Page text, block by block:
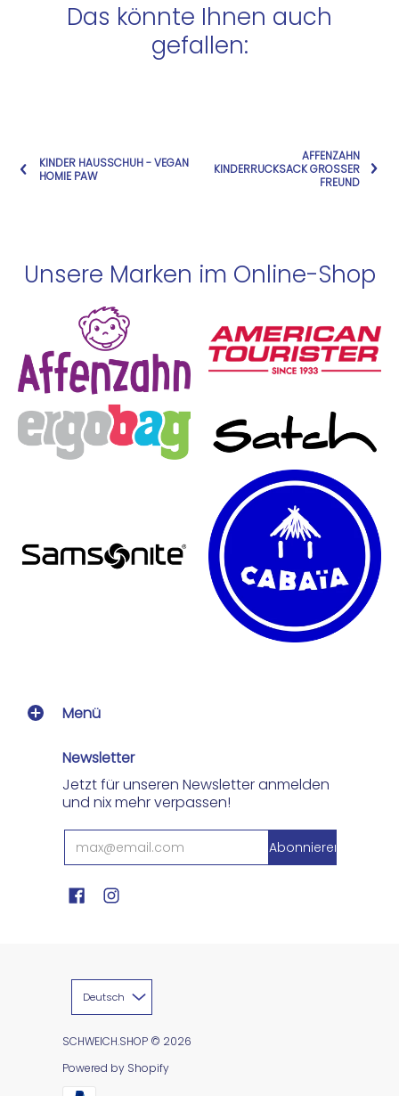
Das könnte Ihnen auch
gefallen:
KINDER HAUSSCHUH - VEGAN
HOMIE PAW
AFFENZAHN
KINDERRUCKSACK GROSSER F
REUND
Unsere Marken im Online-Shop
Menü
Newsletter
Jetzt für unseren Newsletter anmelden
und nix mehr verpassen!
Deutsch
SCHWEICH.SHOP © 2026
Powered by Shopify